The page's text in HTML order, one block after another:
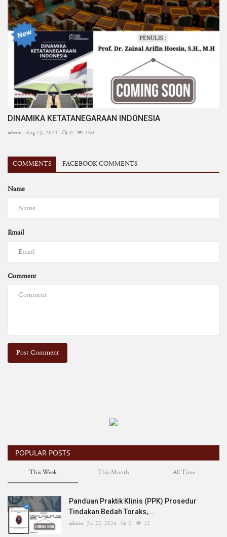
DINAMIKA KETATANEGARAAN INDONESIA
admin Aug 13, 2024 0 160
COMMENTS FACEBOOK COMMENTS
Name
Email
Comment
Post Comment
POPULAR POSTS
This Week This Month All Time
Panduan Praktik Klinis (PPK) Prosedur
Tindakan Bedah Toraks,...
admin Jul 22, 2024 0 12